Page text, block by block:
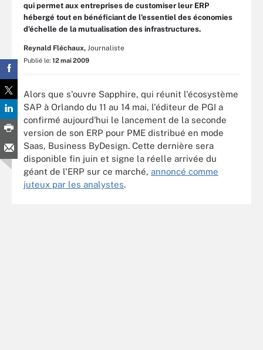
qui permet aux entreprises de customiser leur ERP
hébergé tout en bénéficiant de l'essentiel des économies
d'échelle de la mutualisation des infrastructures.
Reynald Fléchaux, Journaliste
Publié le: 12 mai 2009
Alors que s'ouvre Sapphire, qui réunit l'écosystème
SAP à Orlando du 11 au 14 mai, l'éditeur de PGI a
confirmé aujourd'hui le lancement de la seconde
version de son ERP pour PME distribué en mode
Saas, Business ByDesign. Cette dernière sera
disponible fin juin et signe la réelle arrivée du
géant de l'ERP sur ce marché, annoncé comme
juteux par les analystes.